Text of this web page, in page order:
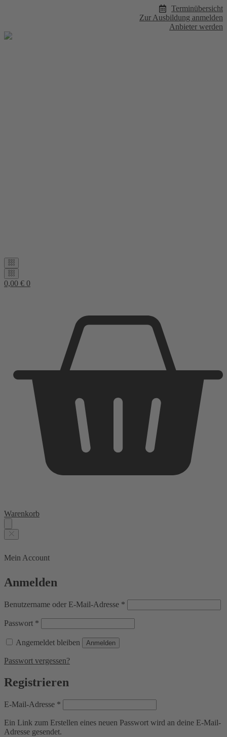
Terminübersicht
Zur Ausbildung anmelden
Anbieter werden
0,00 € 0
Warenkorb
Mein Account
Anmelden
Benutzername oder E-Mail-Adresse *
Passwort *
Angemeldet bleiben Anmelden
Passwort vergessen?
Registrieren
E-Mail-Adresse *
Ein Link zum Erstellen eines neuen Passwort wird an deine E-Mail-
Adresse gesendet.